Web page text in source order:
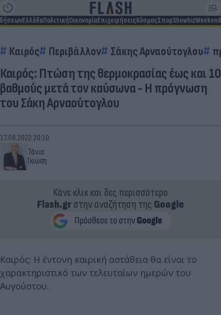
ΕλλάδαΠολιτικήΟικονομίαΕπιχειρήσειςΚόσμοςΣπορShowbizWeekend
Καιρός Περιβάλλον Σάκης Αρναούτογλου
Καιρός: Πτώση της θερμοκρασίας έως και 10
βαθμούς μετά τον καύσωνα - Η πρόγνωση
του Σάκη Αρναούτογλου
Τάνια
Γκιώση
17.08.2022 20:10
Κάνε κλικ και δες περισσότερο
Flash.grστην αναζήτηση της Google
Καιρός: Η έντονη καιρική αστάθεια θα είναι το
χαρακτηριστικό των τελευταίων ημερών του
Αυγούστου.